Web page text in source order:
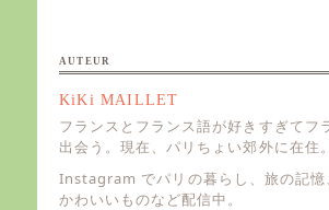
ゲ
シ
ョ
ン
AUTEUR
KiKi MAILLET
フランスとフランス語が好きすぎてフ
出会う。現在、パリちょい郊外に在住。
Instagram でパリの暮らし、旅の記憶
かわいいものなど配信中。